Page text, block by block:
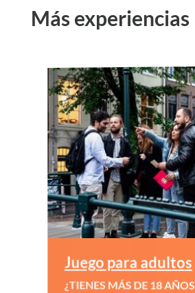
Más experiencias
Juego para adultos
¿TIENES MÁS DE 18 AÑOS?